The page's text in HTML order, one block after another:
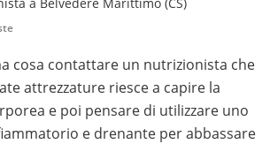
cosa contattare un nutrizionista che
attrezzature riesce a capire la
e poi pensare di utilizzare uno
e drenante per abbassare